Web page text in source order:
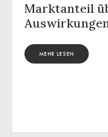
Marktanteil
MEHR LESEN